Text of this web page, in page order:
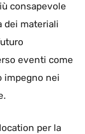
consapevole
dei materiali
eventi come
impegno nei
per la